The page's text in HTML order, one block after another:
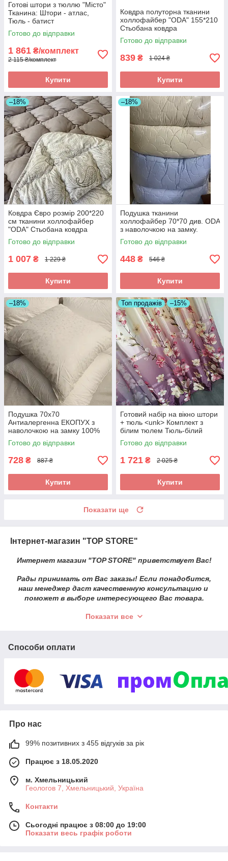
Готові штори з тюллю "Місто"
Тканина: Штори - атлас,
Тюль - батист
Готово до відправки
1 861 ₴/комплект
2 115 ₴/комплект
Купити
Ковдра полуторна тканини
холлофайбер "ODA" 155*210
Стьобана ковдра
Готово до відправки
839 ₴ 1 024 ₴
Купити
–18%
Ковдра Євро розмір 200*220
см тканини холлофайбер
"ODA" Стьобана ковдра
Готово до відправки
1 007 ₴ 1 229 ₴
Купити
–18%
Подушка тканини
холлофайбер 70*70 див. ODA
з наволочкою на замку.
Готово до відправки
448 ₴ 546 ₴
Купити
–18%
Подушка 70х70
Антиалергенна ЕКОПУХ з
наволочкою на замку 100%
бавовна Подушка для сну
ОДА
Готово до відправки
728 ₴ 887 ₴
Купити
Топ продажів –15%
Готовий набір на вікно штори
+ тюль <unk> Комплект з
білим тюлем Тюль-білий
"шифон" <unk> Штори у квіти
<unk>
Готово до відправки
1 721 ₴ 2 025 ₴
Купити
Показати ще
Інтернет-магазин "TOP STORE"
Интернет магазин "TOP STORE" приветствует Вас!
Рады принимать от Вас заказы! Если понадобится,
наш менеджер даст качественную консультацию и
поможет в выборе интересующего Вас товара.
Показати все
Способи оплати
Про нас
99% позитивних з 455 відгуків за рік
Працює з 18.05.2020
м. Хмельницький
Геологов 7, Хмельницький, Україна
Контакти
Сьогодні працює з 08:00 до 19:00
Показати весь графік роботи